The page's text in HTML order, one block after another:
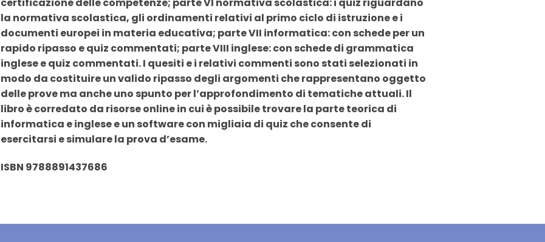
certificazione delle competenze; parte VI normativa scolastica: i quiz riguardano
la normativa scolastica, gli ordinamenti relativi al primo ciclo di istruzione e i
documenti europei in materia educativa; parte VII informatica: con schede per un
rapido ripasso e quiz commentati; parte VIII inglese: con schede di grammatica
inglese e quiz commentati. I quesiti e i relativi commenti sono stati selezionati in
modo da costituire un valido ripasso degli argomenti che rappresentano oggetto
delle prove ma anche uno spunto per l’approfondimento di tematiche attuali. Il
libro è corredato da risorse online in cui è possibile trovare la parte teorica di
informatica e inglese e un software con migliaia di quiz che consente di
esercitarsi e simulare la prova d’esame.
ISBN 9788891437686